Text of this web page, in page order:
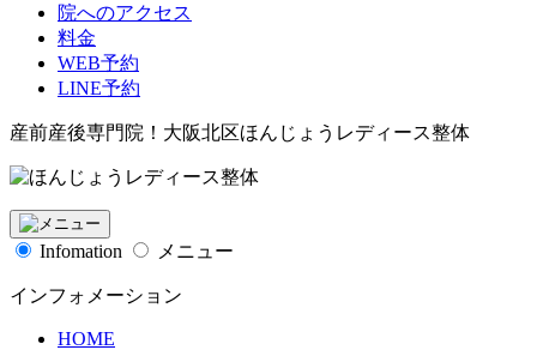
院へのアクセス
料金
WEB予約
LINE予約
産前産後専門院！大阪北区ほんじょうレディース整体
Infomation メニュー
インフォメーション
HOME